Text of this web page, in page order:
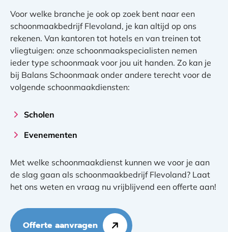
Voor welke branche je ook op zoek bent naar een
schoonmaakbedrijf Flevoland, je kan altijd op ons
rekenen. Van kantoren tot hotels en van treinen tot
vliegtuigen: onze schoonmaakspecialisten nemen
ieder type schoonmaak voor jou uit handen. Zo kan je
bij Balans Schoonmaak onder andere terecht voor de
volgende schoonmaakdiensten:
Scholen
Evenementen
Met welke schoonmaakdienst kunnen we voor je aan
de slag gaan als schoonmaakbedrijf Flevoland? Laat
het ons weten en vraag nu vrijblijvend een offerte aan!
Offerte aanvragen